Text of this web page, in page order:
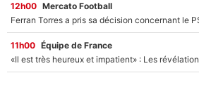
12h00 Mercato Football
11h00 Équipe de France